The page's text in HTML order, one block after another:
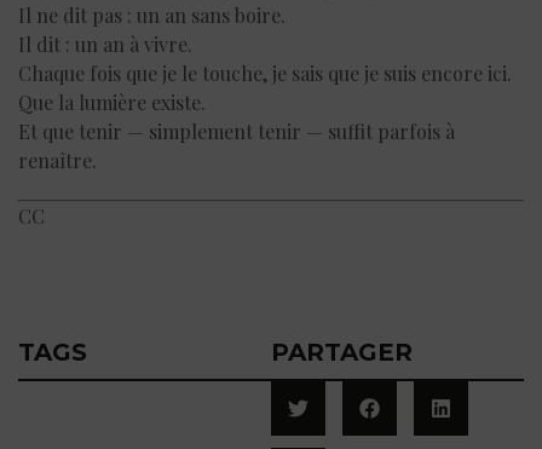
Il ne dit pas : un an sans boire.
Il dit : un an à vivre.
Chaque fois que je le touche, je sais que je suis encore ici.
Que la lumière existe.
Et que tenir — simplement tenir — suffit parfois à
renaître.
CC
TAGS PARTAGER